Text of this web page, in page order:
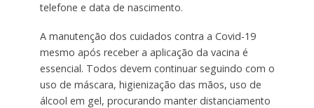
telefone e data de nascimento.
A manutenção dos cuidados contra a Covid-19
mesmo após receber a aplicação da vacina é
essencial. Todos devem continuar seguindo com o
uso de máscara, higienização das mãos, uso de
álcool em gel, procurando manter distanciamento